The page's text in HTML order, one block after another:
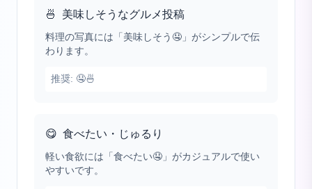
🍜 美味しそうなグルメ投稿
料理の写真には「美味しそう🤤」がシンプルで伝
わります。
推奨: 🤤🍜
😋 食べたい・じゅるり
軽い食欲には「食べたい🤤」がカジュアルで使い
やすいです。